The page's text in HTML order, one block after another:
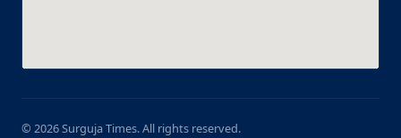
© 2026 Surguja Times. All rights reserved.